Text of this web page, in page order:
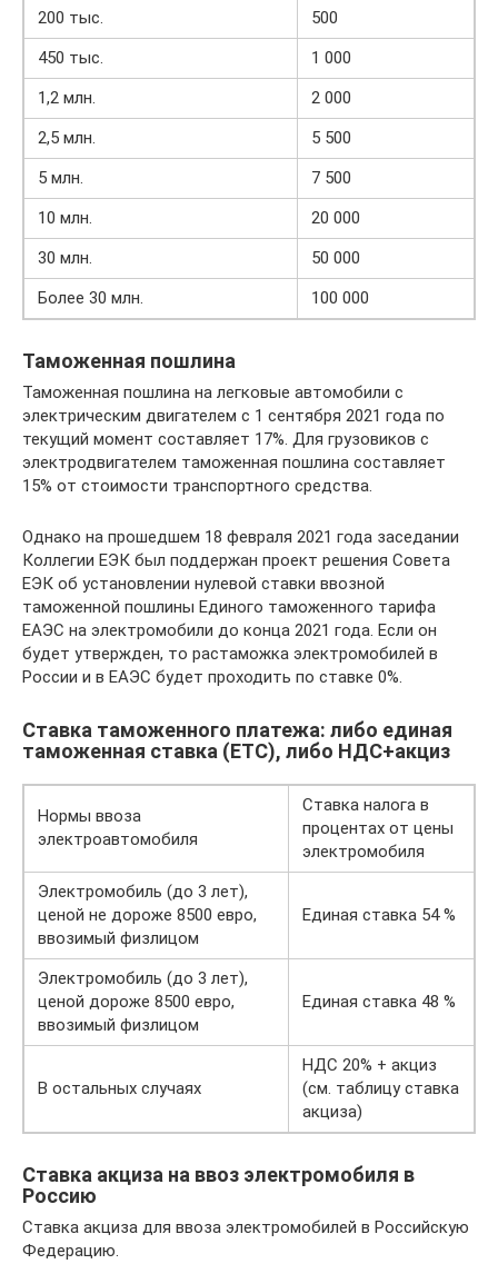
200 тыс.
500
450 тыс.
1 000
1,2 млн.
2 000
2,5 млн.
5 500
5 млн.
7 500
10 млн.
20 000
30 млн.
50 000
Более 30 млн.
100 000
Таможенная пошлина
Таможенная пошлина на легковые автомобили с
электрическим двигателем с 1 сентября 2021 года по
текущий момент составляет 17%. Для грузовиков с
электродвигателем таможенная пошлина составляет
15% от стоимости транспортного средства.
Однако на прошедшем 18 февраля 2021 года заседании
Коллегии ЕЭК был поддержан проект решения Совета
ЕЭК об установлении нулевой ставки ввозной
таможенной пошлины Единого таможенного тарифа
ЕАЭС на электромобили до конца 2021 года. Если он
будет утвержден, то растаможка электромобилей в
России и в ЕАЭС будет проходить по ставке 0%.
Ставка таможенного платежа: либо единая
таможенная ставка (ЕТС), либо НДС+акциз
Нормы ввоза
электроавтомобиля
Ставка налога в
процентах от цены
электромобиля
Электромобиль (до 3 лет),
ценой не дороже 8500 евро,
ввозимый физлицом
Единая ставка 54 %
Электромобиль (до 3 лет),
ценой дороже 8500 евро,
ввозимый физлицом
Единая ставка 48 %
В остальных случаях
НДС 20% + акциз
(см. таблицу ставка
акциза)
Ставка акциза на ввоз электромобиля в
Россию
Ставка акциза для ввоза электромобилей в Российскую
Федерацию.